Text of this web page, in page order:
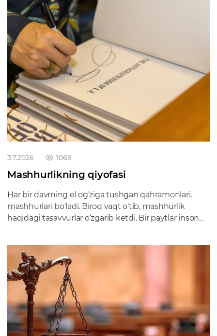
3.7.2026 1069
Mashhurlikning qiyofasi
Har bir davrning el og‘ziga tushgan qahramonlari,
mashhurlari bo‘ladi. Biroq vaqt o‘tib, mashhurlik
haqidagi tasavvurlar o‘zgarib ketdi. Bir paytlar inson
biror faoliyat talab qilingan. Taniqli jurnalist, yozuvchi,
olim yoki san’atkor bo‘lish uchun yillar chig‘irig‘idan
o‘tish shart bo‘lgan. Endi mezonlar mutlaqo o‘zgardi.
Internet asrida odamlarning diqqatini qanday yo‘l
bilan bo‘lsa ham jalb qila olishning o‘zi mashhurlik
poydevoriga aylandi. TikTok, Instagram va YouTube
kabi global platformalar klassik, qat’iy me’yorlarni